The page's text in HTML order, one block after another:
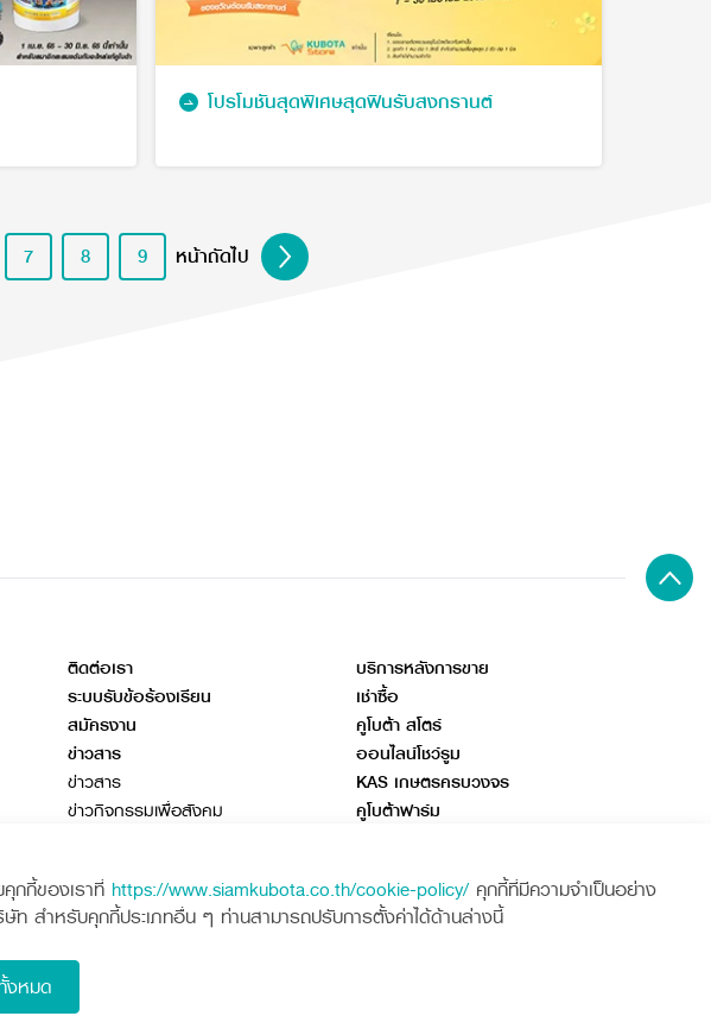
กกี้ของเราที่ https://www.siamkubota.co.th/cookie-policy/คุกกี้ที่มีความจำเป็นอย่าง
ท สำหรับคุกกี้ประเภทอื่น ๆ ท่านสามารถปรับการตั้งค่าได้ด้านล่างนี้
งหมด
โปรโมชันสุดพิเศษสุดฟินรับสงกรานต์
7 8 9 หน้าถัดไป
ติดต่อเรา
ระบบรับข้อร้องเรียน
สมัครงาน
ข่าวสาร
ข่าวสาร
ข่าวกิจกรรมเพื่อสังคม
วารสารออนไลน์
บริการหลังการขาย
เช่าซื้อ
คูโบต้า สโตร์
ออนไลน์โชว์รูม
KAS เกษตรครบวงจร
คูโบต้าฟาร์ม